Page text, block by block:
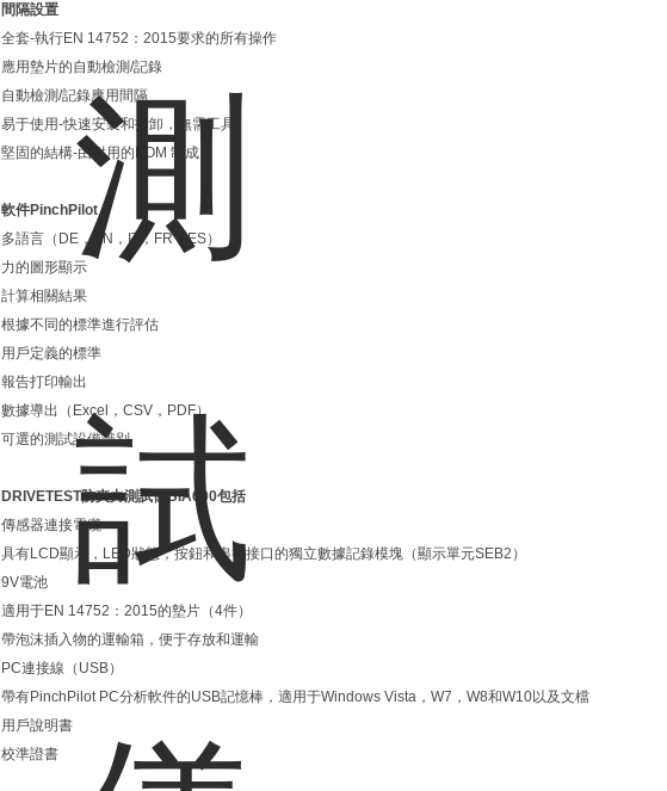
間隔設置
全套-執行EN 14752：2015要求的所有操作
應用墊片的自動檢測/記錄
自動檢測/記錄應用間隔
易于使用-快速安裝和拆卸，無需工具
堅固的結構-由耐用的POM 制成
軟件PinchPilot
多語言（DE，EN，IT，FR，ES）
力的圖形顯示
計算相關結果
根據不同的標準進行評估
用戶定義的標準
報告打印輸出
數據導出（Excel，CSV，PDF）
可選的測試設備識別
DRIVETEST防夾力測試儀BIA600包括
傳感器連接電纜
具有LCD顯示，LED狀態，按鈕和串行接口的獨立數據記錄模塊（顯示單元SEB2）
9V電池
適用于EN 14752：2015的墊片（4件）
帶泡沫插入物的運輸箱，便于存放和運輸
PC連接線（USB）
帶有PinchPilot PC分析軟件的USB記憶棒，適用于Windows Vista，W7，W8和W10以及文檔
用戶說明書
校準證書